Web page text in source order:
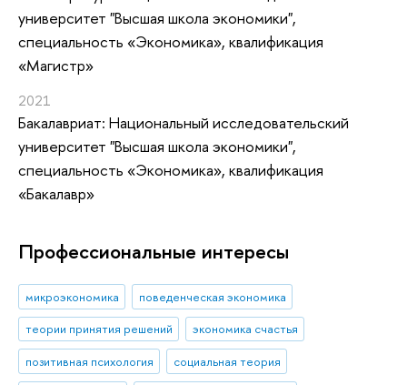
университет "Высшая школа экономики",
специальность «Экономика», квалификация
«Магистр»
2021
Бакалавриат: Национальный исследовательский
университет "Высшая школа экономики",
специальность «Экономика», квалификация
«Бакалавр»
Профессиональные интересы
микроэкономика
поведенческая экономика
теории принятия решений
экономика счастья
позитивная психология
социальная теория